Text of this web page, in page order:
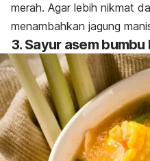
merah. Agar lebih nikmat
menambahkan jagung
3. Sayur asem bumbu